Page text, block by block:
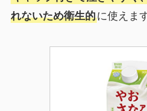
れないため衛生的に使えま